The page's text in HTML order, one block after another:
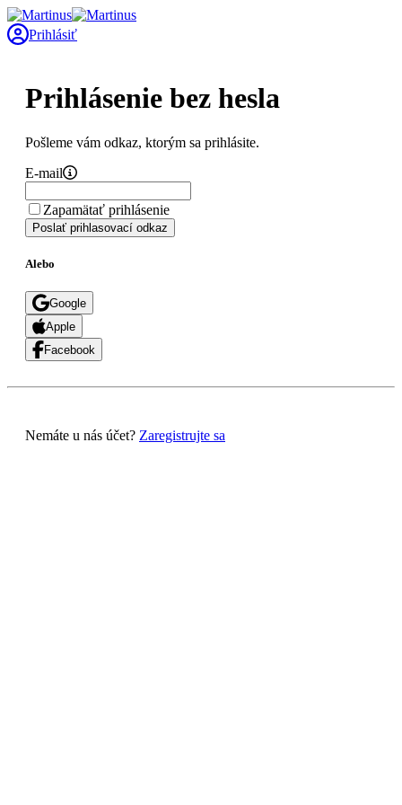
Prihlásiť
Prihlásenie bez hesla
Pošleme vám odkaz, ktorým sa prihlásite.
E-mail
Zapamätať prihlásenie
Poslať prihlasovací odkaz
Alebo
Google
Apple
Facebook
Nemáte u nás účet? Zaregistrujte sa